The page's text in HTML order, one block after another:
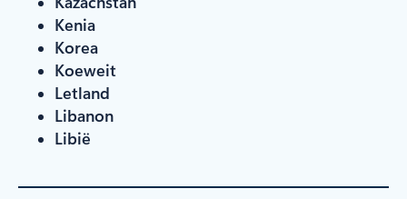
Kenia
Korea
Koeweit
Letland
Libanon
Libië